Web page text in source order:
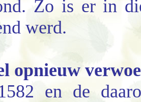
Zo is er in
werd.
opnieuw
en de